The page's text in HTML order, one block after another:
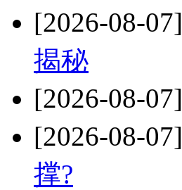
[2026-08-07]
揭秘
[2026-08-07]
[2026-08-07]
撑?